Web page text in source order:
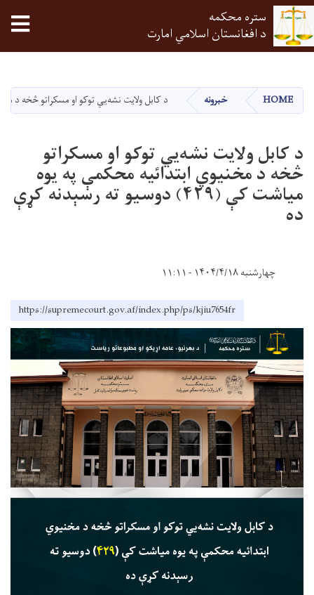
دانګل
ستره محکمه
د افغانستان اسلامي امارت
HOME خبرونه د کابل ولايت نشه‌يي توکو او مسکراتو څخه د مخنيوي
د کابل ولايت نشه‌يي توکو او مسکراتو
څخه د مخنيوي ابتدائيه محکمې په يوه
مياشت کې (۴۲۹) دوسيو ته رسېدنه کړې
ده
چهارشنبه ۱۴۰۴/۴/۱۸ - ۱۱:۱۱
https://supremecourt.gov.af/index.php/ps/kjiu7654fr